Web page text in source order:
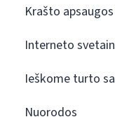
Krašto
Interneto
Ieškome turto
Nuorodos